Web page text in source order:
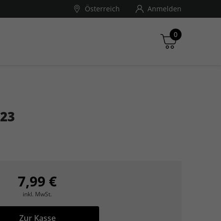
Österreich Anmelden
0
Zwischensumme
7,99 €
inkl. MwSt.
Zur Kasse